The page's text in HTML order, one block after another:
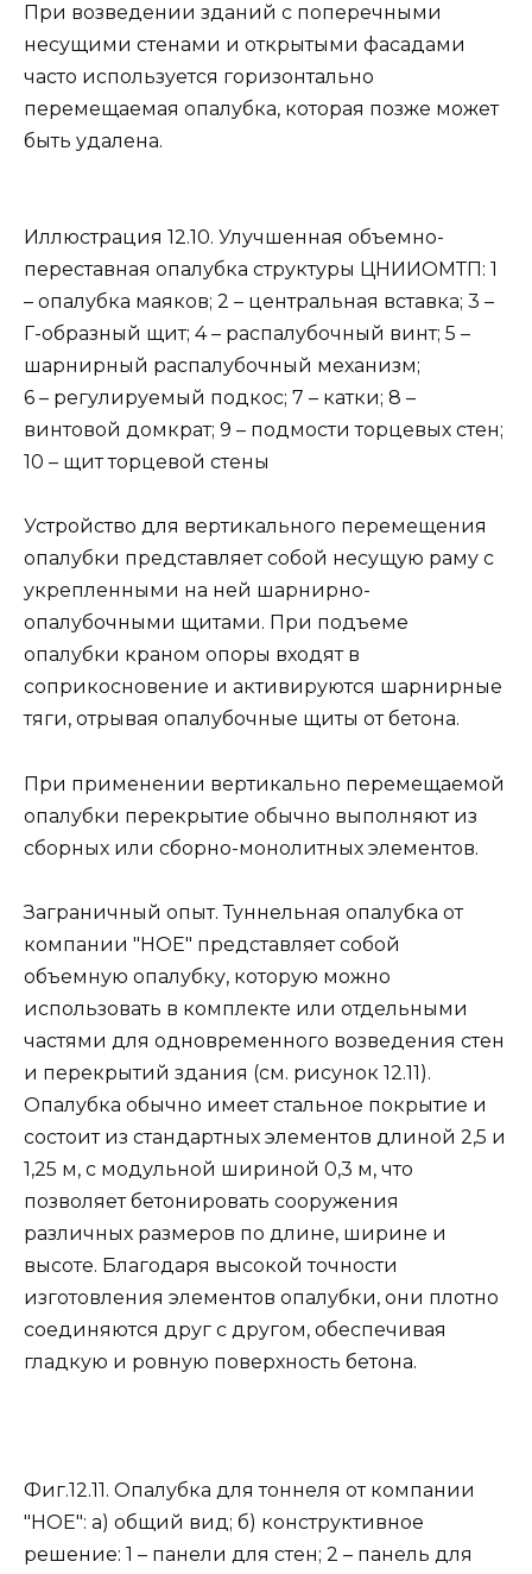
При возведении зданий с поперечными
несущими стенами и открытыми фасадами
часто используется горизонтально
перемещаемая опалубка, которая позже может
быть удалена.
Иллюстрация 12.10. Улучшенная объемно-
переставная опалубка структуры ЦНИИОМТП: 1
– опалубка маяков; 2 – центральная вставка; 3 –
Г-образный щит; 4 – распалубочный винт; 5 –
шарнирный распалубочный механизм;
6 – регулируемый подкос; 7 – катки; 8 –
винтовой домкрат; 9 – подмости торцевых стен;
10 – щит торцевой стены
Устройство для вертикального перемещения
опалубки представляет собой несущую раму с
укрепленными на ней шарнирно-
опалубочными щитами. При подъеме
опалубки краном опоры входят в
соприкосновение и активируются шарнирные
тяги, отрывая опалубочные щиты от бетона.
При применении вертикально перемещаемой
опалубки перекрытие обычно выполняют из
сборных или сборно-монолитных элементов.
Заграничный опыт. Туннельная опалубка от
компании "НОЕ" представляет собой
объемную опалубку, которую можно
использовать в комплекте или отдельными
частями для одновременного возведения стен
и перекрытий здания (см. рисунок 12.11).
Опалубка обычно имеет стальное покрытие и
состоит из стандартных элементов длиной 2,5 и
1,25 м, с модульной шириной 0,3 м, что
позволяет бетонировать сооружения
различных размеров по длине, ширине и
высоте. Благодаря высокой точности
изготовления элементов опалубки, они плотно
соединяются друг с другом, обеспечивая
гладкую и ровную поверхность бетона.
Фиг.12.11. Опалубка для тоннеля от компании
"НОЕ": а) общий вид; б) конструктивное
решение: 1 – панели для стен; 2 – панель для